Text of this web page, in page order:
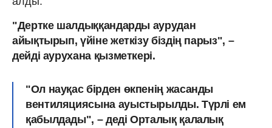
"Дертке шалдыққандарды аурудан
айықтырып, үйіне жеткізу біздің парыз", –
дейді аурухана қызметкері.
"Ол науқас бірден өкпенің жасанды
вентиляциясына ауыстырылды. Түрлі ем
қабылдады", – деді Орталық қалалық